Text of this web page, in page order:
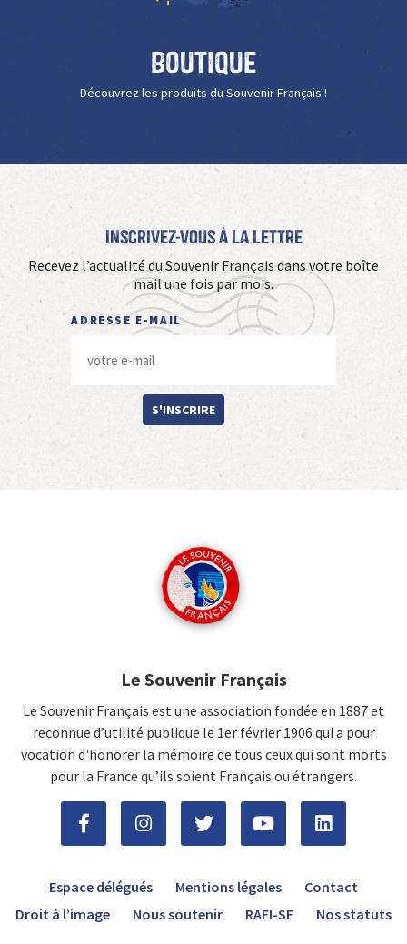
Boutique
Découvrez les produits du Souvenir Français !
Inscrivez-vous à La Lettre
Recevez l’actualité du Souvenir Français dans votre boîte
mail une fois par mois.
ADRESSE E-MAIL
S'INSCRIRE
Le Souvenir Français
Le Souvenir Français est une association fondée en 1887 et
reconnue d’utilité publique le 1er février 1906 qui a pour
vocation d'honorer la mémoire de tous ceux qui sont morts
pour la France qu’ils soient Français ou étrangers.
Espace délégués Mentions légales
Contact
Droit à l’image
Nous soutenir RAFI-SF Nos statuts